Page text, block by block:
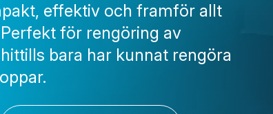
effektiv och framför allt
för rengöring av
bara har kunnat rengöra